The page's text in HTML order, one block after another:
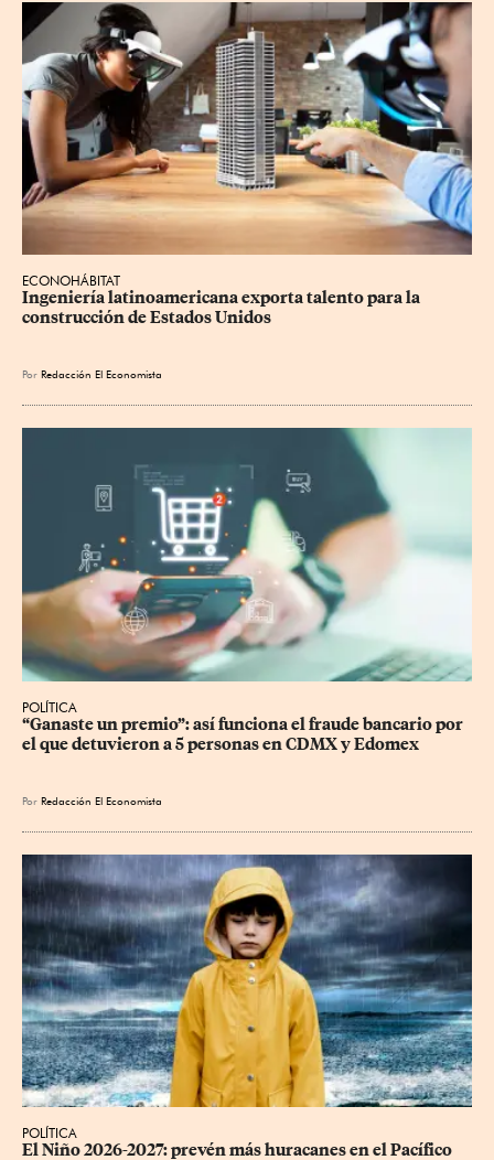
ECONOHÁBITAT
Ingeniería latinoamericana exporta talento para la
construcción de Estados Unidos
Por Redacción El Economista
POLÍTICA
“Ganaste un premio”: así funciona el fraude bancario por
el que detuvieron a 5 personas en CDMX y Edomex
Por Redacción El Economista
POLÍTICA
El Niño 2026-2027: prevén más huracanes en el Pacífico